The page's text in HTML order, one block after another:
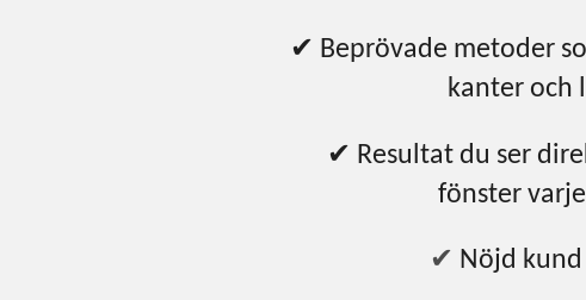
✔ Beprövade metoder
kanter och
✔ Resultat du ser
fönster
✔ Nöjd